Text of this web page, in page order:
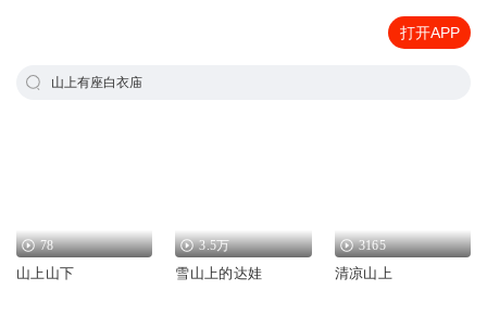
打开APP
山上有座白衣庙
78
山上山下
3.5万
雪山上的达娃
3165
清凉山上